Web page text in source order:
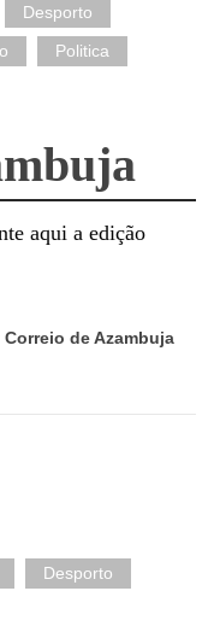
Desporto
Politica
aqui a edição
Correio de Azambuja
Desporto